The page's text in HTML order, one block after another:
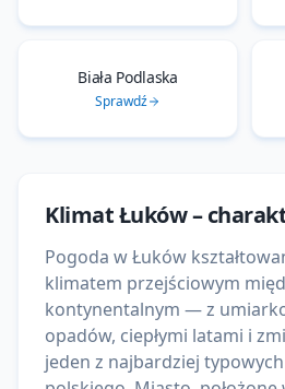
Biała Podlaska
Sprawdź
KlimatŁuków–
Pogoda w Łuków
klimatem przejściowym
kontynentalnym — z
opadów, ciepłymi latami i
jeden z najbardziej